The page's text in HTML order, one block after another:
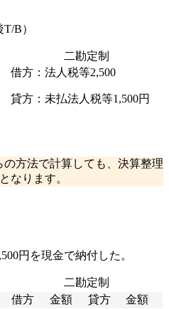
B）
二勘定制
借方：法人税等2,500
貸方：未払法人税等1,500円
方法で計算しても、決算整理
なります。
円を現金で納付した。
二勘定制
借方 金額 貸方
金額